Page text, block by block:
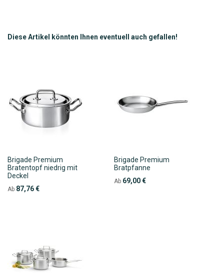
Diese Artikel könnten Ihnen eventuell auch gefallen!
Brigade Premium
Bratentopf niedrig mit
Deckel
Ab 87,76 €
Brigade Premium
Bratpfanne
Ab 69,00 €